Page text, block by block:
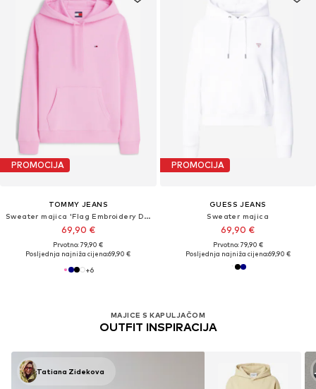
PROMOCIJA
TOMMY JEANS
Sweater majica 'Flag Embroidery Drawstring'
69,90 €
Prvotno: 79,90 €
Posljednja najniža cijena:69,90 €
+6
MAJICE S KAPULJAČOM
OUTFIT INSPIRACIJA
Tatiana Zidekova
PROMOCIJA
GUESS JEANS
Sweater majica
69,90 €
Prvotno: 79,90 €
Posljednja najniža cijena:69,90 €